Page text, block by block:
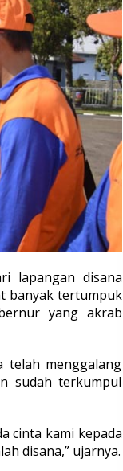
lapangan disana
banyak tertumpuk
yang akrab
telah menggalang
sudah terkumpul
cinta kami kepada
disana,” ujarnya.